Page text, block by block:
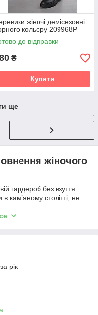
жіночі демісезонні
кольору 209968P
до відправки
₴
Купити
ще
жіночого
гардероб без взуття.
кам’яному столітті, не
логічною низкою
чи шкірка, кожен
дбає про гарну носку
- це чудове рішення для
вигоду, і про зручність
багатство вибору.
продукції
рік